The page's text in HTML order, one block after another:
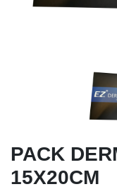
PACK
15X20CM